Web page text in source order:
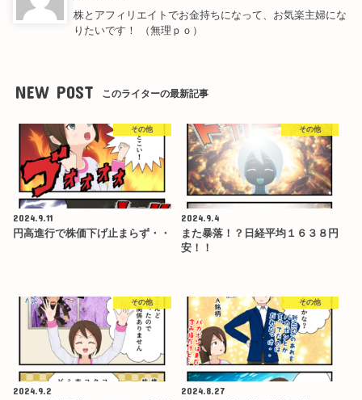
株とアフィリエイトでお金持ちになって、お気楽主婦にな
りたいです！ （無理ｐｏ）
NEW POST このライターの最新記事
その他
2024.9.11
円高進行で株価下げ止まらず・・
その他
2024.9.4
また暴落！？日経平均１６３８円
安！！
その他
2024.9.2
その他
2024.8.27